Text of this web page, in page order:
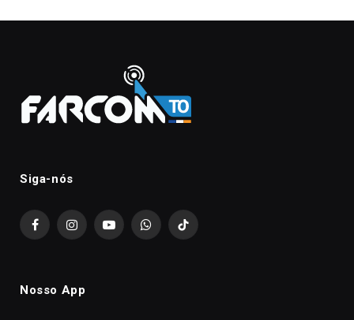
Siga-nós
FacebookInstagramYouTubeWhatsAppTikTok
Nosso App